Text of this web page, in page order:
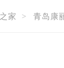
家 > 青岛康